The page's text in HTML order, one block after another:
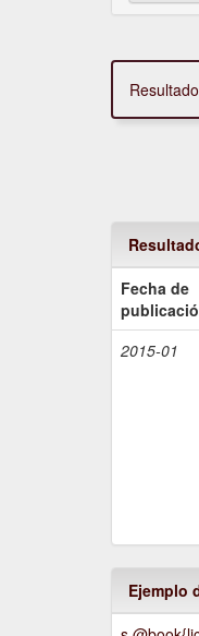
Fecha de
2015-01
Ejemplo